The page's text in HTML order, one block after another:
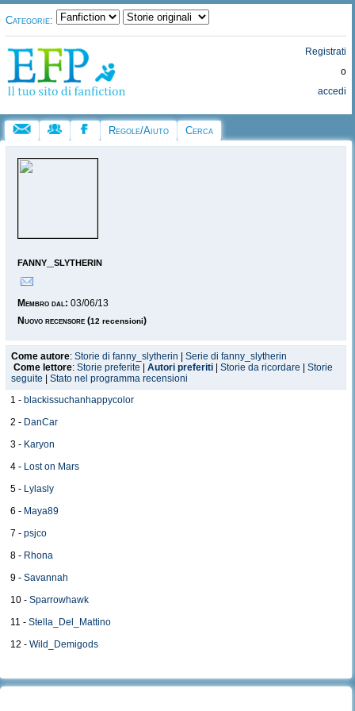
Categorie:
Registrati
o
accedi
Regole/Aiuto Cerca
fanny_slytherin
Membro dal: 03/06/13
Nuovo recensore (12 recensioni)
Come autore: Storie di fanny_slytherin
Serie di fanny_slytherin
Come lettore: Storie preferite Autori preferiti Storie da ricordare
Storie
seguite
Stato nel programma recensioni
1 - blackissuchanhappycolor
2 - DanCar
3 - Karyon
4 - Lost on Mars
5 - Lylasly
6 - Maya89
7 - psjco
8 - Rhona
9 - Savannah
10 - Sparrowhawk
11 - Stella_Del_Mattino
12 - Wild_Demigods